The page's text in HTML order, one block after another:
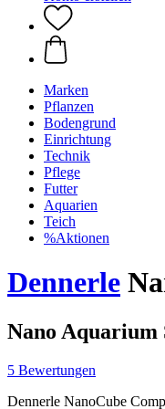
Marken
Pflanzen
Bodengrund
Einrichtung
Technik
Pflege
Futter
Aquarien
Teich
%Aktionen
Dennerle
Nano Aquarium
5 Bewertungen
Dennerle NanoCube